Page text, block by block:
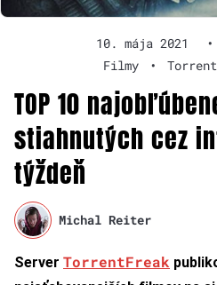
10. mája 2021 •
Filmy
• Torrent
TOP 10
stiahnutých cez
týždeň
Michal Reiter
Server TorrentFreak